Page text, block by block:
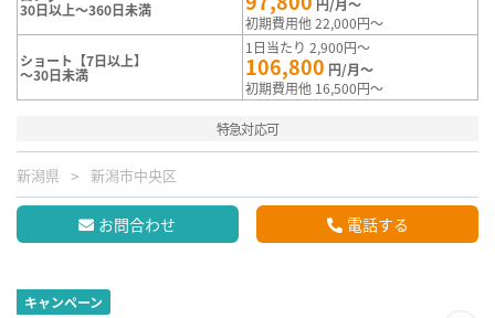
30日以上～360日未満
初期費用他 22,000円～
ショート【7日以上】
～30日未満
1日当たり 2,900円～
106,800 円/月～
初期費用他 16,500円～
特急対応可
新潟県 新潟市中央区
お問合わせ 電話する
キャンペーン